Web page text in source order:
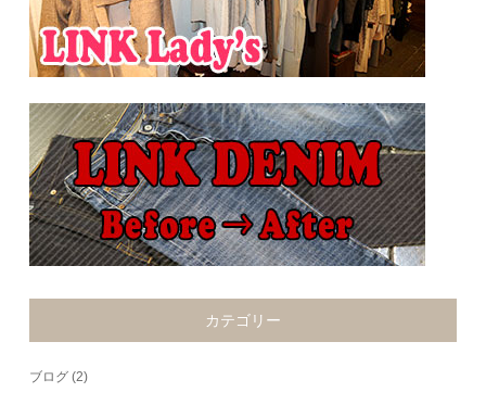
カテゴリー
ブログ (2)